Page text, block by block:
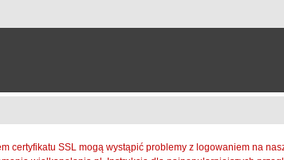
certyfikatu SSL mogą wystąpić problemy z logowaniem na